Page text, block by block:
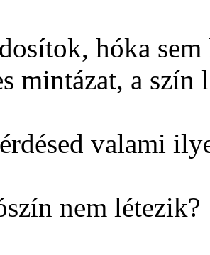
hóka
mintázat, a szín
valami
nem létezik?